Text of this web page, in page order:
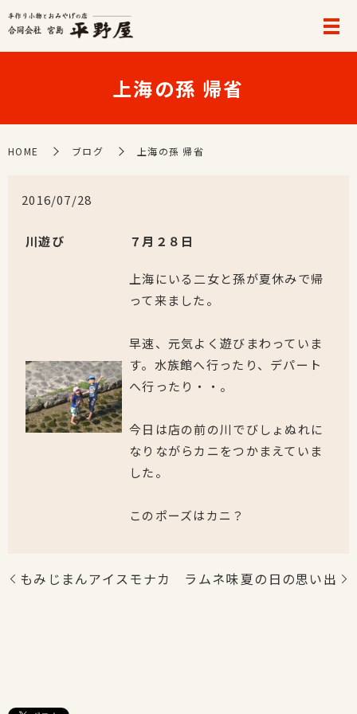
上海の孫 帰省
HOME ブログ 上海の孫 帰省
2016/07/28
川遊び ７月２８日
上海にいる二女と孫が夏休みで帰
って来ました。
早速、元気よく遊びまわっていま
す。水族館へ行ったり、デパート
へ行ったり・・。
今日は店の前の川でびしょぬれに
なりながらカニをつかまえていま
した。
このポーズはカニ？
もみじまんアイスモナカ ラムネ味夏の日の思い出